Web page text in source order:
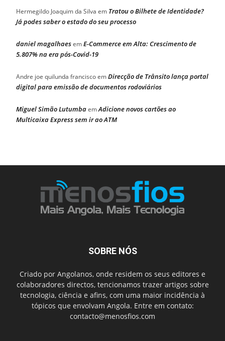
Hermegildo Joaquim da Silva em Tratou o Bilhete de Identidade?
Já podes saber o estado do seu processo
daniel magalhaesemE-Commerce em Alta: Crescimento de
5.807% na era pós-Covid-19
Andre joe quilunda franciscoemDirecção de Trânsito lança portal
digital para emissão de documentos rodoviários
Miguel Simão LutumbaemAdicione novos cartões ao
Multicaixa Express sem ir ao ATM
SOBRE NÓS
Criado por Angolanos, onde residem os seus editores e
colaboradores directos, tencionamos trazer artigos sobre
tecnologia, ciência e afins, com uma maior incidência à
tópicos que envolvam Angola. Entre em contato:
contacto@menosfios.com